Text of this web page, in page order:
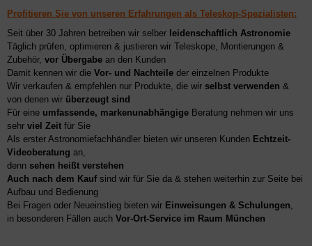
Profitieren Sie von unseren Erfahrungen als Teleskop-Spezialisten:
Seit über 30 Jahren betreiben wir selber leidenschaftlich Astronomie
Täglich prüfen, optimieren & justieren wir Teleskope, Montierungen &
Zubehör, vor Übergabe an den Kunden
Damit kennen wir die Vor- und Nachteile der einzelnen Produkte
Wir verkaufen & empfehlen nur Produkte, die wir selbst verwenden &
von denen wir überzeugt sind
Für eine umfassende, markenunabhängige Beratung nehmen wir uns
sehr viel Zeit für Sie
Als erster Astronomiefachhändler bieten wir unseren Kunden Echtzeit-
Videoberatung an,
denn sehen heißt verstehen
Auch nach dem Kaufsind wir für Sie da & stehen weiterhin zur Seite bei
Aufbau und Bedienung
Bei Fragen oder Neueinstieg bieten wir Einweisungen & Schulungen,
in besonderen Fällen auch Vor-Ort-Service im Raum München